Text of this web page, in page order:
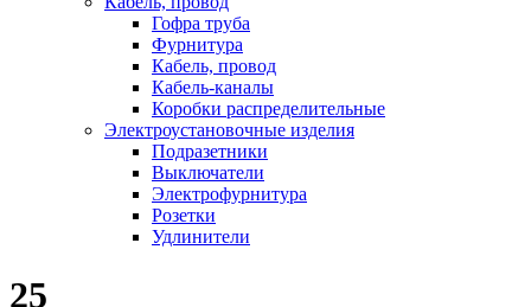
Гофра труба
Фурнитура
Кабель, провод
Кабель-каналы
Коробки распределительные
Электроустановочные изделия
Подразетники
Выключатели
Электрофурнитура
Розетки
Удлинители
25